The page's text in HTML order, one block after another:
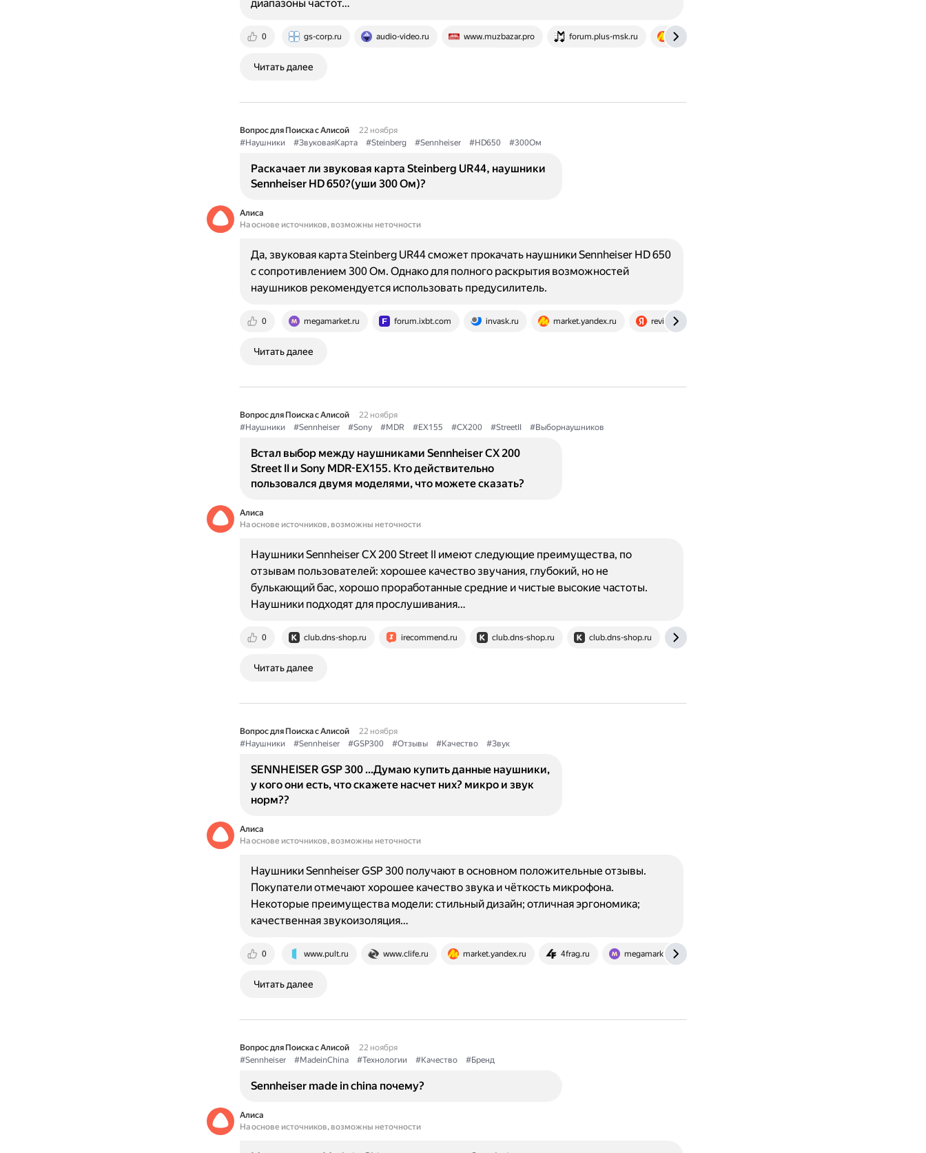
0 gs-corp.ru audio-video.ru www.muzbazar.pro forum.plus-msk.ru market.yandex.ru
диапазоны частот…
Читать далее
Вопрос для Поиска с Алисой
22 ноября
#Наушники
#ЗвуковаяКарта #Steinberg #Sennheiser #HD650 #300Ом
Раскачает ли звуковая картa Steinberg UR44, наушники
Sennheiser HD 650?(уши 300 Ом)?
Алиса
На основе источников, возможны неточности
0 megamarket.ru forum.ixbt.com invask.ru market.yandex.ru reviews.yandex.ru
Да, звуковая карта Steinberg UR44 сможет прокачать наушники Sennheiser HD 650
с сопротивлением 300 Ом. Однако для полного раскрытия возможностей
наушников рекомендуется использовать предусилитель.
Читать далее
Вопрос для Поиска с Алисой
22 ноября
#Наушники
#Sennheiser #Sony #MDR #EX155 #CX200 #StreetII #Выборнаушников
Встал выбор между наушниками Sennheiser CX 200
Street II и Sony MDR-EX155. Кто действительно
пользовался двумя моделями, что можете сказать?
Алиса
На основе источников, возможны неточности
0 club.dns-shop.ru irecommend.ru club.dns-shop.ru club.dns-shop.ru
Наушники Sennheiser CX 200 Street II имеют следующие преимущества, по
отзывам пользователей: хорошее качество звучания, глубокий, но не
булькающий бас, хорошо проработанные средние и чистые высокие частоты.
Наушники подходят для прослушивания…
Читать далее
Вопрос для Поиска с Алисой
22 ноября
#Наушники
#Sennheiser #GSP300 #Отзывы #Качество #Звук
SENNHEISER GSP 300 ...Думаю купить данные наушники,
у кого они есть, что скажете насчет них? микро и звук
норм??
Алиса
На основе источников, возможны неточности
0 www.pult.ru www.clife.ru market.yandex.ru 4frag.ru megamarket.ru
Наушники Sennheiser GSP 300 получают в основном положительные отзывы.
Покупатели отмечают хорошее качество звука и чёткость микрофона.
Некоторые преимущества модели: стильный дизайн; отличная эргономика;
качественная звукоизоляция…
Читать далее
Вопрос для Поиска с Алисой
22 ноября
#Sennheiser
#MadeinChina #Технологии #Качество #Бренд
Sennheiser made in china почему?
Алиса
На основе источников, возможны неточности